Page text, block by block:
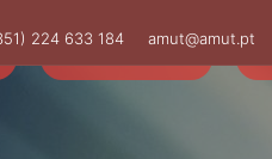
224 633 184 amut@amut.pt